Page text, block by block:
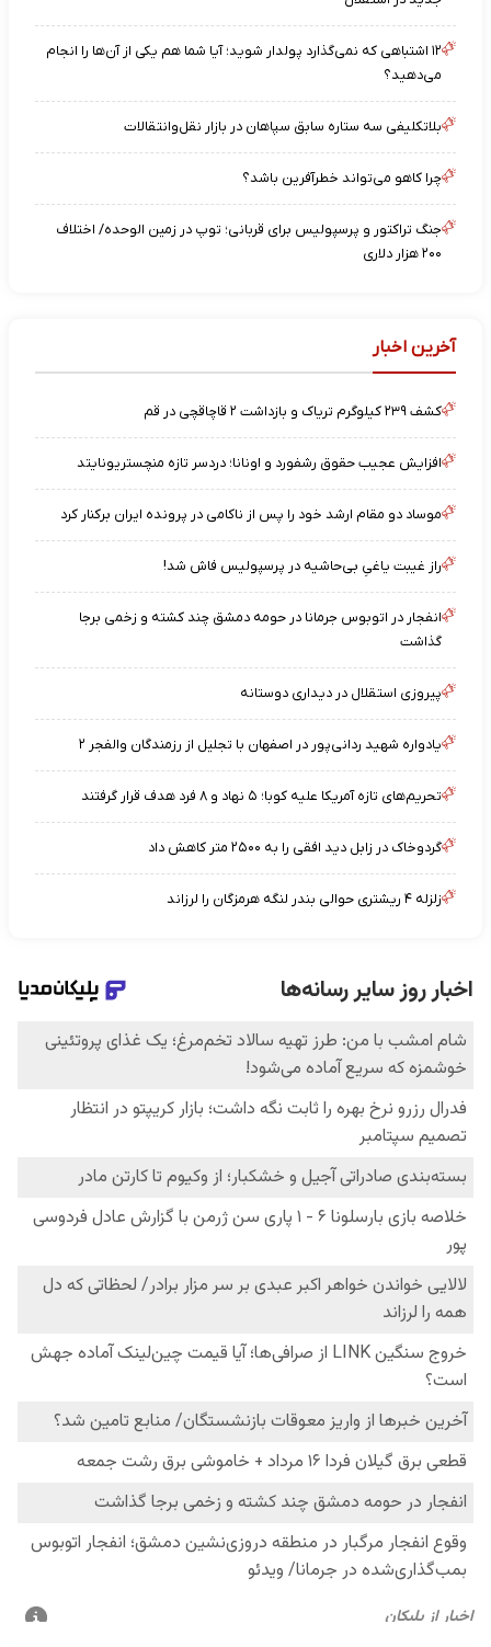
۱۲ اشتباهی که نمی‌گذارد پولدار شوید؛ آیا شما هم یکی از آن‌ها را انجام
می‌دهید؟
بلاتکلیفی سه ستاره سابق سپاهان در بازار نقل‌وانتقالات
چرا کاهو می‌تواند خطرآفرین باشد؟
جنگ تراکتور و پرسپولیس برای قربانی؛ توپ در زمین الوحده/ اختلاف
۲۰۰ هزار دلاری
آخرین اخبار
کشف ۲۳۹ کیلوگرم تریاک و بازداشت ۲ قاچاقچی در قم
افزایش عجیب حقوق رشفورد و اونانا؛ دردسر تازه منچستریونایتد
موساد دو مقام ارشد خود را پس از ناکامی در پرونده ایران برکنار کرد
راز غیبت یاغیِ بی‌حاشیه در پرسپولیس فاش شد!
انفجار در اتوبوس جرمانا در حومه دمشق چند کشته و زخمی برجا
گذاشت
پیروزی استقلال در دیداری دوستانه
یادواره شهید ردانی‌پور در اصفهان با تجلیل از رزمندگان والفجر ۲
تحریم‌های تازه آمریکا علیه کوبا؛ ۵ نهاد و ۸ فرد هدف قرار گرفتند
گردوخاک در زابل دید افقی را به ۲۵۰۰ متر کاهش داد
زلزله ۴ ریشتری حوالی بندر لنگه هرمزگان را لرزاند